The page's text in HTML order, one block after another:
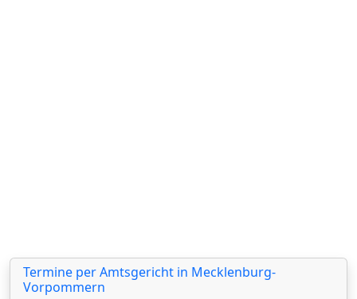
Termine per Amtsgericht in Mecklenburg-
Vorpommern